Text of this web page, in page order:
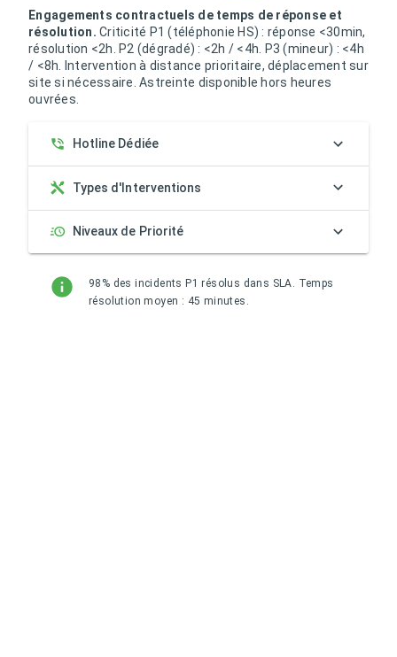
Engagements contractuels de temps de réponse et
résolution. Criticité P1 (téléphonie HS) : réponse <30min,
résolution <2h. P2 (dégradé) : <2h / <4h. P3 (mineur) : <4h
/ <8h. Intervention à distance prioritaire, déplacement sur
site si nécessaire. Astreinte disponible hors heures
ouvrées.
Hotline Dédiée
Types d'Interventions
Niveaux de Priorité
98% des incidents P1 résolus dans SLA. Temps
résolution moyen : 45 minutes.